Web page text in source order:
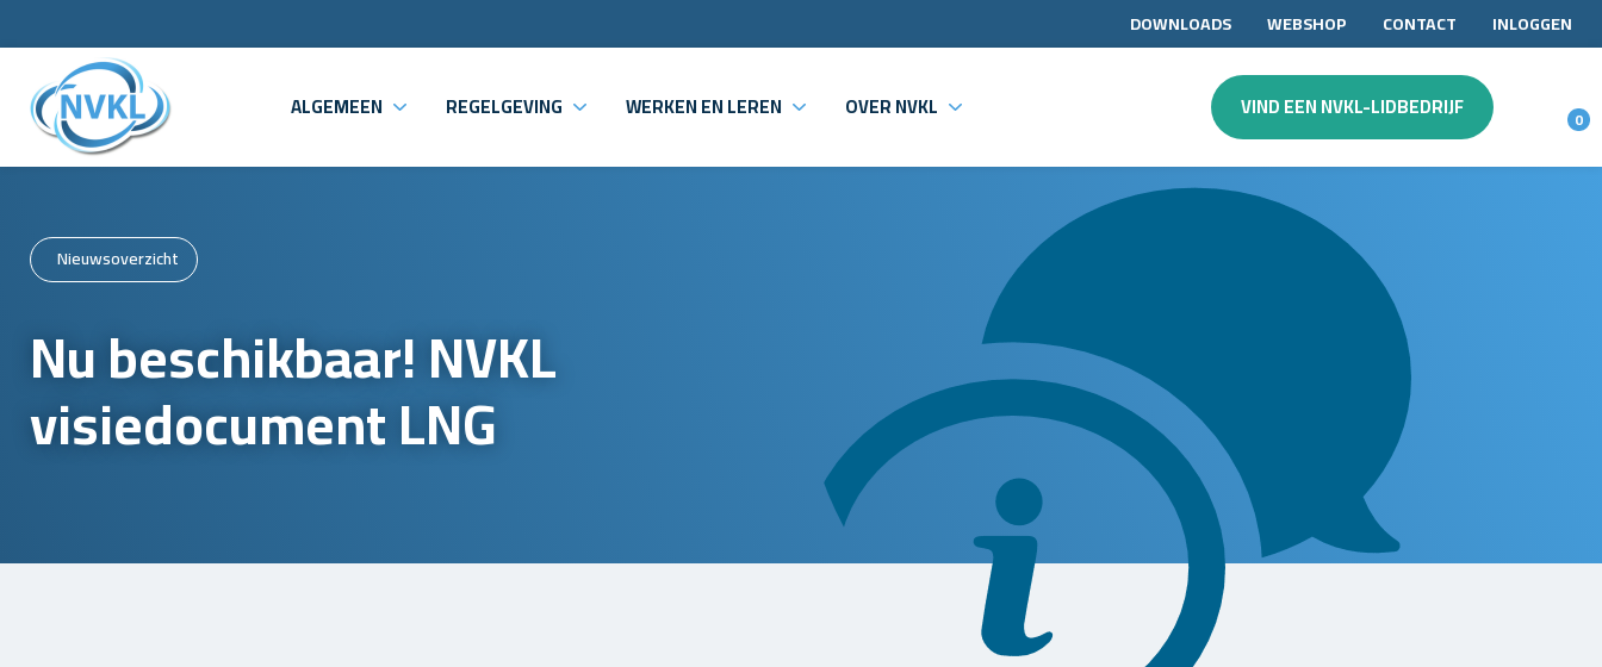
DOWNLOADS WEBSHOP CONTACT INLOGGEN
ALGEMEEN REGELGEVING WERKEN EN LEREN OVER NVKL VIND EEN NVKL-LIDBEDRIJF 0
Nieuwsoverzicht
Nu beschikbaar! NVKL
visiedocument LNG